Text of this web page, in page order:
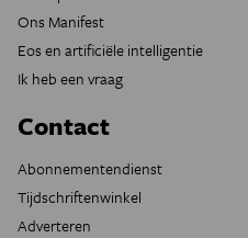
Ons Manifest
Eos en artificiële intelligentie
Ik heb een vraag
Contact
Abonnementendienst
Tijdschriftenwinkel
Adverteren